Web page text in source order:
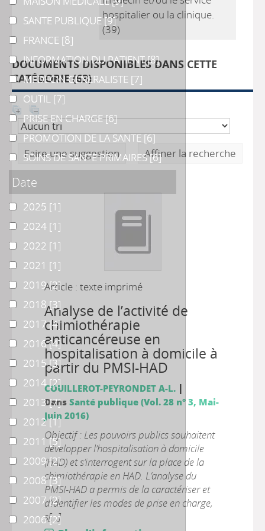
hospitalier ou la clinique.
(39)
DOCUMENTS DISPONIBLES DANS CETTE
CATÉGORIE (63)
Faire une suggestion Affiner la recherche
Article : texte imprimé
Analyse de l’activité de
chimiothérapie
anticancéreuse en
hospitalisation à domicile à
partir du PMSI-HAD
COUILLEROT-PEYRONDET A-L. |
Dans Santé publique (Vol. 28 n° 3, Mai-
Juin 2016)
Objectif : Les pouvoirs publics souhaitent
développer l’hospitalisation à domicile
(HAD) et s’interrogent sur la place de la
chimiothérapie en HAD. L’analyse du
PMSI-HAD a permis de la caractériser et
d’identifier les modes de prise en charge,
s[...]
SANTE PUBLIQUE
SANTE PUBLIQUE[9]
FRANCE
FRANCE [8]
INFORMATION DU PATIENT
INFORMATION DU PATIENT[8]
MEDECIN GENERALISTE
MEDECIN GENERALISTE [7]
OUTILOUTIL [7]
PRISE EN CHARGE
PRISE EN CHARGE[6]
PROMOTION DE LA SANTE
PROMOTION DE LA SANTE[6]
SOINS DE SANTE PRIMAIRES
SOINS DE SANTE PRIMAIRES[6]
Date
20252025 [1]
20242024 [1]
20222022 [1]
20212021 [1]
20192019[2]
20182018[3]
20172017[4]
20162016[4]
20152015[3]
20142014[2]
20132013[7]
20122012[1]
20112011[5]
20092009[2]
20082008[3]
20072007[2]
20062006[2]